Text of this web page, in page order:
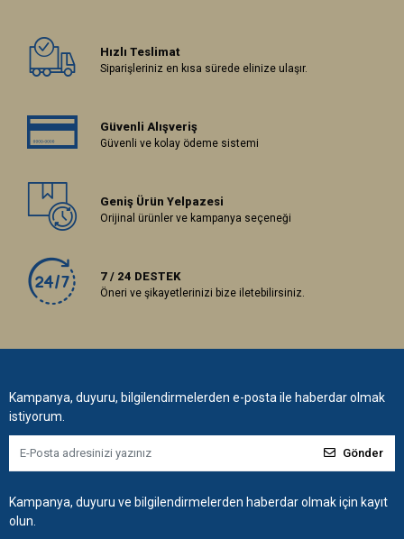
Hızlı Teslimat
Siparişleriniz en kısa sürede elinize ulaşır.
Güvenli Alışveriş
Güvenli ve kolay ödeme sistemi
Geniş Ürün Yelpazesi
Orijinal ürünler ve kampanya seçeneği
7 / 24 DESTEK
Öneri ve şikayetlerinizi bize iletebilirsiniz.
Kampanya, duyuru, bilgilendirmelerden e-posta ile haberdar olmak
istiyorum.
Gönder
Kampanya, duyuru ve bilgilendirmelerden haberdar olmak için kayıt
olun.